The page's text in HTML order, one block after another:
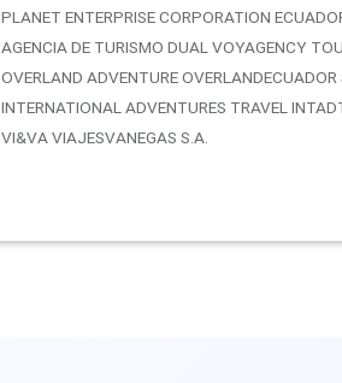
PLANET ENTERPRISE CORPORATION
AGENCIA DE TURISMO DUAL VOYAGENCY
OVERLAND ADVENTURE OVERLANDECUADOR
INTERNATIONAL ADVENTURES TRAVEL
VI&VA VIAJESVANEGAS S.A.